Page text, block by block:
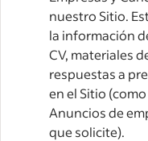
nuestro Sitio.
la información
CV, materiales
respuestas a
en el Sitio
Anuncios de
que solicite).